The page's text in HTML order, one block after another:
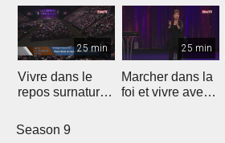
25 min
Vivre dans le
repos surnaturel
25 min
Marcher dans la
foi et vivre avec
Season 9